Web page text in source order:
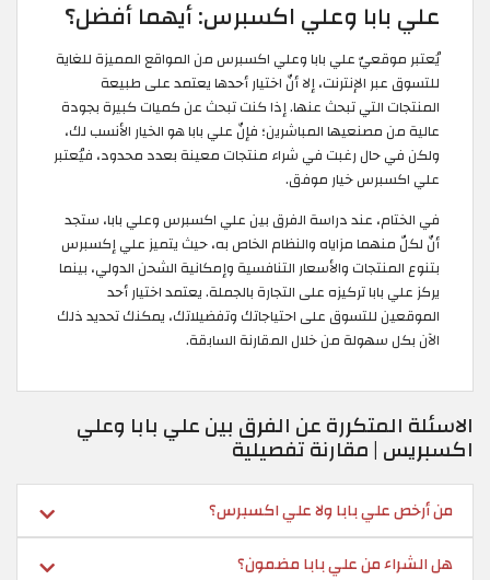
علي بابا وعلي اكسبرس: أيهما أفضل؟
يُعتبر موقعيّ علي بابا وعلي اكسبرس من المواقع المميزة للغاية
للتسوق عبر الإنترنت، إلا أنّ اختيار أحدها يعتمد على طبيعة
المنتجات التي تبحث عنها. إذا كنت تبحث عن كميات كبيرة بجودة
عالية من مصنعيها المباشرين؛ فإنّ علي بابا هو الخيار الأنسب لك،
ولكن في حال رغبت في شراء منتجات معينة بعدد محدود، فيُعتبر
علي اكسبرس خيار موفق.
في الختام، عند دراسة الفرق بين علي اكسبرس وعلي بابا، ستجد
أنّ لكلّ منهما مزاياه والنظام الخاص به، حيث يتميز علي إكسبرس
بتنوع المنتجات والأسعار التنافسية وإمكانية الشحن الدولي، بينما
يركز علي بابا تركيزه على التجارة بالجملة. يعتمد اختيار أحد
الموقعين للتسوق على احتياجاتك وتفضيلاتك، يمكنك تحديد ذلك
الآن بكل سهولة من خلال المقارنة السابقة.
الاسئلة المتكررة عن الفرق بين علي بابا وعلي
اكسبريس | مقارنة تفصيلية
من أرخص علي بابا ولا علي اكسبرس؟
هل الشراء من علي بابا مضمون؟